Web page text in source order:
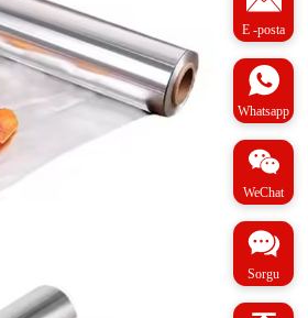
E -posta
Whatsapp
WeChat
Sorgu